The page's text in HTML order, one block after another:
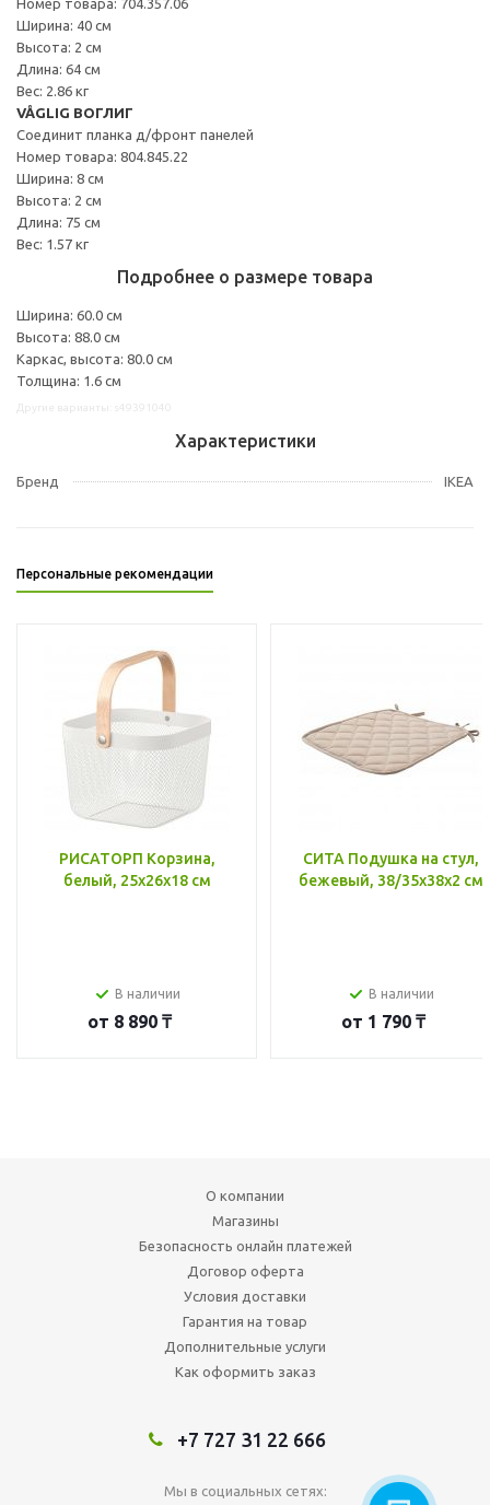
Ширина: 40 см
Высота: 2 см
Длина: 64 см
Вес: 2.86 кг
VÅGLIG ВОГЛИГ
Соединит планка д/фронт панелей
Номер товара: 804.845.22
Ширина: 8 см
Высота: 2 см
Длина: 75 см
Вес: 1.57 кг
Подробнее о размере товара
Ширина: 60.0 см
Высота: 88.0 см
Каркас, высота: 80.0 см
Толщина: 1.6 см
Характеристики
Бренд IKEA
Персональные рекомендации
РИСАТОРП Корзина,
белый, 25x26x18 см
В наличии
от 8 890 ₸
СИТА Подушка на стул,
бежевый, 38/35x38x2 см
В наличии
от 1 790 ₸
О компании
Магазины
Безопасность онлайн платежей
Договор оферта
Условия доставки
Гарантия на товар
Дополнительные услуги
Как оформить заказ
+7 727 31 22 666
Мы в социальных сетях: